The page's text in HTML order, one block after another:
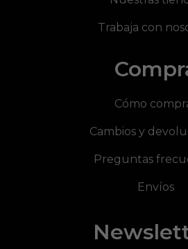
Trabaja con
Cómo
Cambios y
Preguntas
Envíos